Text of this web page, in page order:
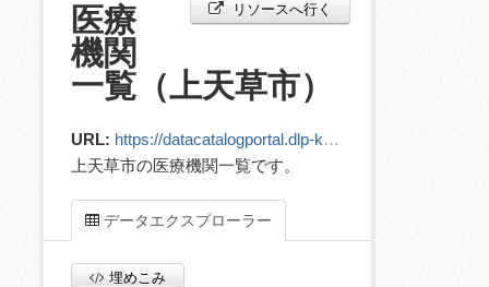
リソースへ行く
医療
機関
一覧（上天草市）
URL: https://datacatalogportal.dlp-kumamoto.jp/ckan/dataset/eab32854-5ac1-4e8c-a57c-4786bd20a5d2/resource/a9b3e348-07d1-44b4-bce1-bd2844b224d1/download/11__432121_hospital.csv
上天草市の医療機関一覧です。
データエクスプローラー
埋めこみ